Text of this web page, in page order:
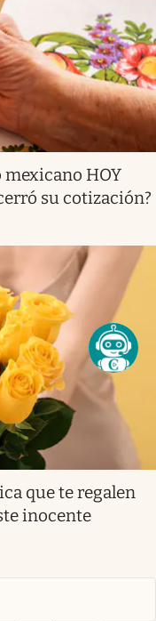
mexicano HOY
su cotización?
que te regalen
inocente